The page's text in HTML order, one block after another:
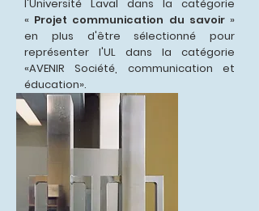
l'Université Laval dans la catégorie
« Projet communication du savoir »
en plus d'être sélectionné pour
représenter l'UL dans la catégorie
«AVENIR Société, communication et
éducation».